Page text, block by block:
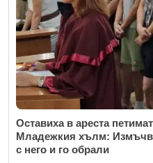
Оставиха в ареста
Младежкия хълм:
с него и го обрали